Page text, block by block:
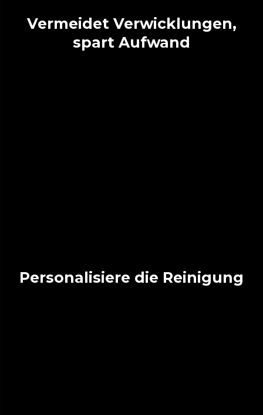
Vermeidet Verwicklungen,
spart Aufwand
Personalisiere die Reinigung